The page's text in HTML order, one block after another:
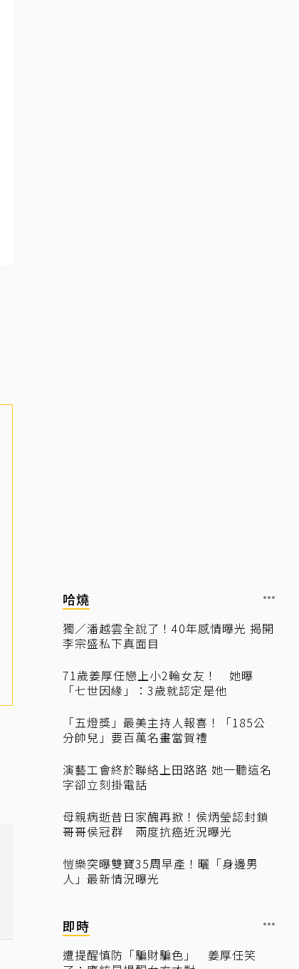
哈燒
獨／潘越雲全說了！40年感情曝光 揭開
李宗盛私下真面目
71歲姜厚任戀上小2輪女友！ 她曝
「七世因緣」：3歲就認定是他
「五燈獎」最美主持人報喜！「185公
分帥兒」要百萬名畫當賀禮
演藝工會終於聯絡上田路路 她一聽這名
字卻立刻掛電話
母親病逝昔日家醜再掀！侯炳瑩認封鎖
哥哥侯冠群 兩度抗癌近況曝光
愷樂突曝雙寶35周早產！曬「身邊男
人」最新情況曝光
即時
遭提醒慎防「騙財騙色」 姜厚任笑